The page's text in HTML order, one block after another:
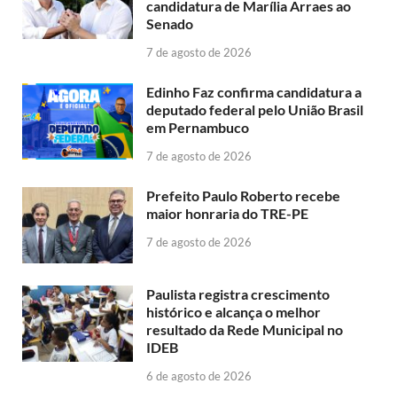
candidatura de Marília Arraes ao
Senado
7 de agosto de 2026
Edinho Faz confirma candidatura a
deputado federal pelo União Brasil
em Pernambuco
7 de agosto de 2026
Prefeito Paulo Roberto recebe
maior honraria do TRE-PE
7 de agosto de 2026
Paulista registra crescimento
histórico e alcança o melhor
resultado da Rede Municipal no
IDEB
6 de agosto de 2026